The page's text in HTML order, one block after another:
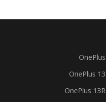
OnePlus
OnePlus 13
OnePlus 13R